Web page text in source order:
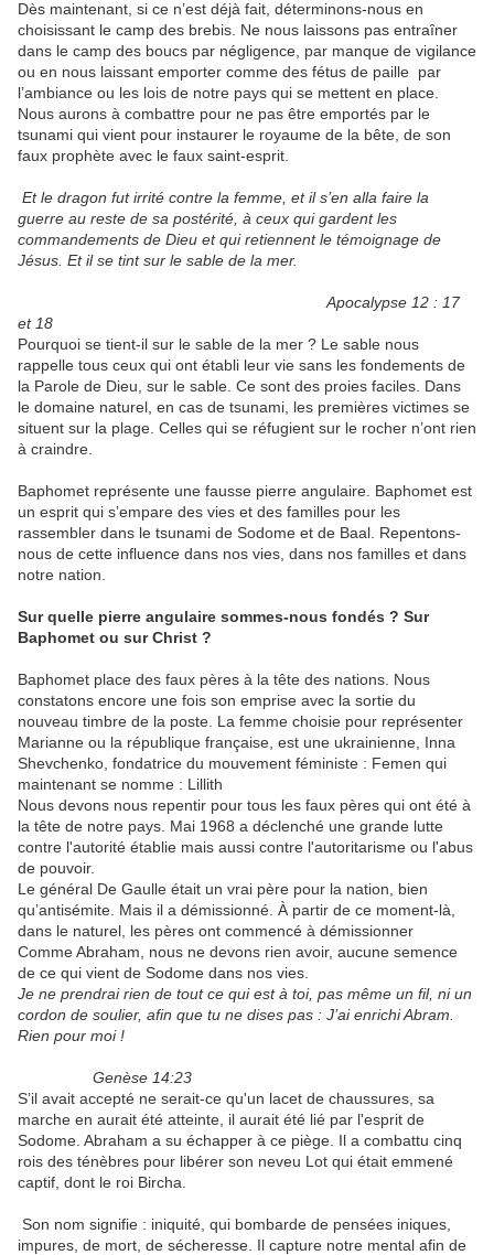
Dès maintenant, si ce n’est déjà fait, déterminons-nous en
choisissant le camp des brebis. Ne nous laissons pas entraîner
dans le camp des boucs par négligence, par manque de vigilance
ou en nous laissant emporter comme des fétus de paille par
l’ambiance ou les lois de notre pays qui se mettent en place.
Nous aurons à combattre pour ne pas être emportés par le
tsunami qui vient pour instaurer le royaume de la bête, de son
faux prophète avec le faux saint-esprit.
Et le dragon fut irrité contre la femme, et il s’en alla faire la
guerre au reste de sa postérité, à ceux qui gardent les
commandements de Dieu et qui retiennent le témoignage de
Jésus. Et il se tint sur le sable de la mer.
Apocalypse 12 : 17
et 18
Pourquoi se tient-il sur le sable de la mer ? Le sable nous
rappelle tous ceux qui ont établi leur vie sans les fondements de
la Parole de Dieu, sur le sable. Ce sont des proies faciles. Dans
le domaine naturel, en cas de tsunami, les premières victimes se
situent sur la plage. Celles qui se réfugient sur le rocher n’ont rien
à craindre.
Baphomet représente une fausse pierre angulaire. Baphomet est
un esprit qui s’empare des vies et des familles pour les
rassembler dans le tsunami de Sodome et de Baal. Repentons-
nous de cette influence dans nos vies, dans nos familles et dans
notre nation.
Sur quelle pierre angulaire sommes-nous fondés ? Sur
Baphomet ou sur Christ ?
Baphomet place des faux pères à la tête des nations. Nous
constatons encore une fois son emprise avec la sortie du
nouveau timbre de la poste. La femme choisie pour représenter
Marianne ou la république française, est une ukrainienne, Inna
Shevchenko, fondatrice du mouvement féministe : Femen qui
maintenant se nomme : Lillith
Nous devons nous repentir pour tous les faux pères qui ont été à
la tête de notre pays. Mai 1968 a déclenché une grande lutte
contre l'autorité établie mais aussi contre l'autoritarisme ou l'abus
de pouvoir.
Le général De Gaulle était un vrai père pour la nation, bien
qu’antisémite. Mais il a démissionné. À partir de ce moment-là,
dans le naturel, les pères ont commencé à démissionner
Comme Abraham, nous ne devons rien avoir, aucune semence
de ce qui vient de Sodome dans nos vies.
Je ne prendrai rien de tout ce qui est à toi, pas même un fil, ni un
cordon de soulier, afin que tu ne dises pas : J’ai enrichi Abram.
Rien pour moi !
Genèse 14:23
S’il avait accepté ne serait-ce qu'un lacet de chaussures, sa
marche en aurait été atteinte, il aurait été lié par l'esprit de
Sodome. Abraham a su échapper à ce piège. Il a combattu cinq
rois des ténèbres pour libérer son neveu Lot qui était emmené
captif, dont le roi Bircha.
Son nom signifie : iniquité, qui bombarde de pensées iniques,
impures, de mort, de sécheresse. Il capture notre mental afin de